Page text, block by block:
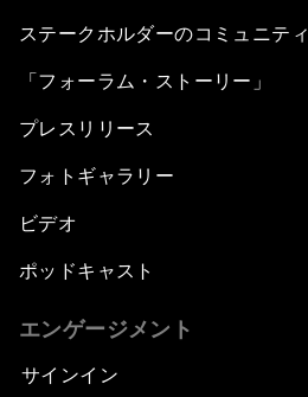
ステークホルダーのコミュニティ
「フォーラム・ストーリー」
プレスリリース
フォトギャラリー
ビデオ
ポッドキャスト
エンゲージメント
サインイン